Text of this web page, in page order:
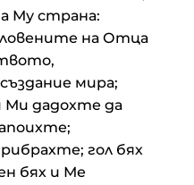
Му страна:
на Отца
мира;
Ми дадохте да
гол бях
бях и Ме